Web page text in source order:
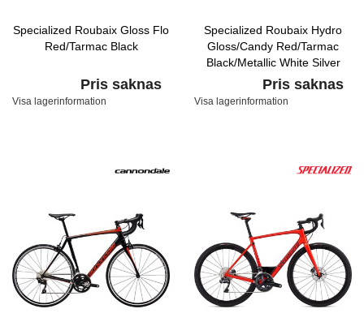
Specialized Roubaix Gloss Flo
Red/Tarmac Black
Pris saknas
Visa lagerinformation
Specialized Roubaix Hydro
Gloss/Candy Red/Tarmac
Black/Metallic White Silver
Pris saknas
Visa lagerinformation